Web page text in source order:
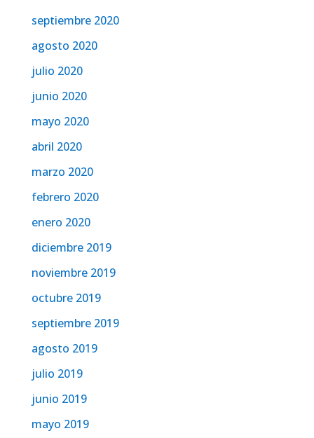
septiembre 2020
agosto 2020
julio 2020
junio 2020
mayo 2020
abril 2020
marzo 2020
febrero 2020
enero 2020
diciembre 2019
noviembre 2019
octubre 2019
septiembre 2019
agosto 2019
julio 2019
junio 2019
mayo 2019